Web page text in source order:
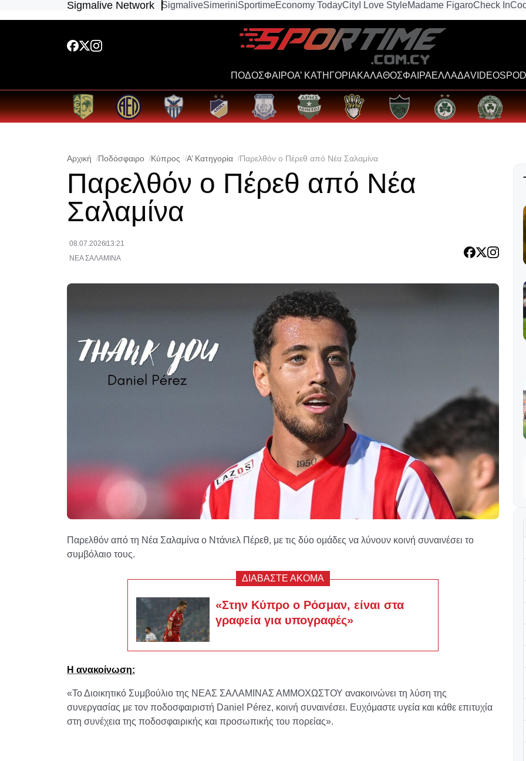
Sigmalive Network SigmaliveSimeriniSportimeEconomy TodayCity I Love StyleMadame FigaroCheck In
ΠΟΔΟΣΦΑΙΡΟΑ’ ΚΑΤΗΓΟΡΙΑΚΑΛΑΘΟΣΦΑΙΡΑΕΛΛΑΔΑVIDEOS
Αρχική Ποδόσφαιρο Κύπρος Α’ Κατηγορία Παρελθόν ο Πέρεθ από Νέα Σαλαμίνα
Παρελθόν ο Πέρεθ από Νέα
Σαλαμίνα
08.07.2026 13:21
ΝΕΑ ΣΑΛΑΜΙΝΑ
Παρελθόν από τη Νέα Σαλαμίνα ο Ντάνιελ Πέρεθ, με τις δύο ομάδες να λύνουν κοινή συναινέσει το
συμβόλαιο τους.
ΔΙΑΒΑΣΤΕ ΑΚΟΜΑ
«Στην Κύπρο ο Ρόσμαν, είναι στα
γραφεία για υπογραφές»
Η ανακοίνωση:
«Το Διοικητικό Συμβούλιο της ΝΕΑΣ ΣΑΛΑΜΙΝΑΣ ΑΜΜΟΧΩΣΤΟΥ ανακοινώνει τη λύση της
συνεργασίας με τον ποδοσφαιριστή Daniel Pérez, κοινή συναινέσει. Ευχόμαστε υγεία και κάθε επιτυχία
στη συνέχεια της ποδοσφαιρικής και προσωπικής του πορείας».